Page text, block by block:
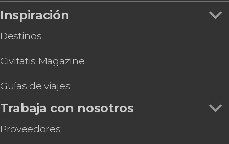
Inspiración
Destinos
Civitatis Magazine
Guías de viajes
Trabaja con nosotros
Proveedores